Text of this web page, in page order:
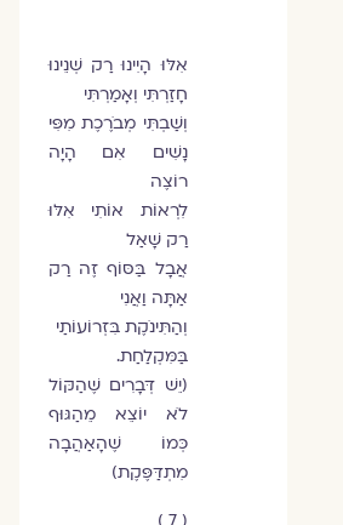
אִלּוּ הָיִינוּ רַק שְׁנֵינוּ
חָזַרְתִּי וְאָמַרְתִּי
וְשַׁבְתִּי מְבֹרֶכֶת מִפִּי
נָשִׁים אִם הָיָה
רוֹצֶה
לִרְאוֹת אוֹתִי אִלּוּ
רַק שָׁאַל
אֲבָל בַּסּוֹף זֶה רַק
אַתָּה וַאֲנִי
וְהַתִּינֹקֶת בִּזְרוֹעוֹתַי
בַּמִּקְלַחַת.
(יֵשׁ דְּבָרִים שֶׁהַקּוֹל
לֹא יוֹצֵא מֵהַגּוּף
כְּמוֹ שֶׁהָאַהֲבָה
מִתְדַּפֶּקֶת)